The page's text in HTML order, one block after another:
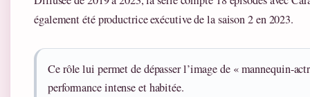
également été productrice exécutive de la saison 2 en 2023.
Ce rôle lui permet de dépasser l’image de « mannequin-
performance intense et habitée.